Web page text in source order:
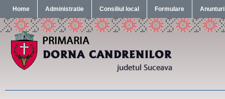
Home Administratie Consiliul local Formulare Anunturi